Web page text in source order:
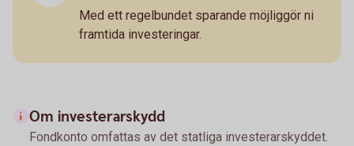
Med ett regelbundet sparande möjliggör ni
framtida investeringar.
Om investerarskydd
Fondkonto omfattas av det statliga investerarskyddet.